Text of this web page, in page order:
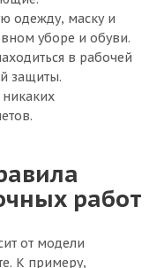
одежду, маску и
уборе и обуви.
в рабочей
защиты.
работ
от модели
К примеру,